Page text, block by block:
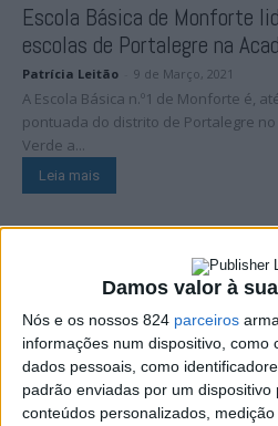
Damos valor à
Nós e os nossos 824 parceiros
informações num dispositivo, como
dados pessoais, como
padrão enviadas por um dispositivo
conteúdos personalizados,
Escola Básica de Monforte
escolas de Portalegre na
Patrícia Leitão 9 de Março, 2021
A Escola Básica n.º1 de Monforte é,
pontuada do distrito de Portalegre
Verde a...
Leia mais